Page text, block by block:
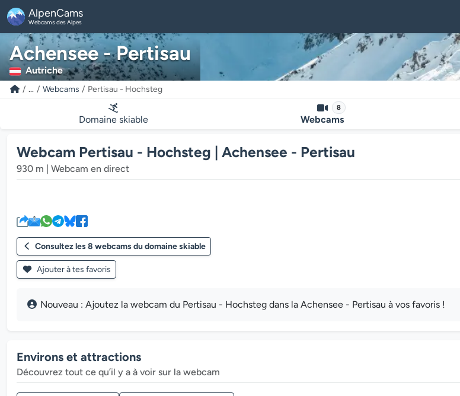
AlpenCams
Webcams des Alpes
Achensee - Pertisau
Autriche
... Webcams Pertisau - Hochsteg
Domaine skiable
8
Webcams
Webcam Pertisau - Hochsteg | Achensee - Pertisau
930 m | Webcam en direct
Consultez les 8 webcams du domaine skiable
Ajouter à tes favoris
Nouveau : Ajoutez la webcam du Pertisau - Hochsteg dans la Achensee - Pertisau à vos favoris !
Environs et attractions
Découvrez tout ce qu’il y a à voir sur la webcam